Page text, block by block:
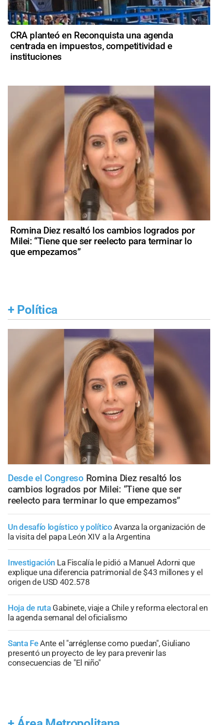
CRA planteó en Reconquista una agenda
centrada en impuestos, competitividad e
instituciones
Romina Diez resaltó los cambios logrados por
Milei: “Tiene que ser reelecto para terminar lo
que empezamos”
+ Política
Desde el Congreso Romina Diez resaltó los
cambios logrados por Milei: “Tiene que ser
reelecto para terminar lo que empezamos”
Un desafío logístico y político Avanza la organización de
la visita del papa León XIV a la Argentina
Investigación La Fiscalía le pidió a Manuel Adorni que
explique una diferencia patrimonial de $43 millones y el
origen de USD 402.578
Hoja de ruta Gabinete, viaje a Chile y reforma electoral en
la agenda semanal del oficialismo
Santa FeAnte el "arréglense como puedan", Giuliano
presentó un proyecto de ley para prevenir las
consecuencias de "El niño"